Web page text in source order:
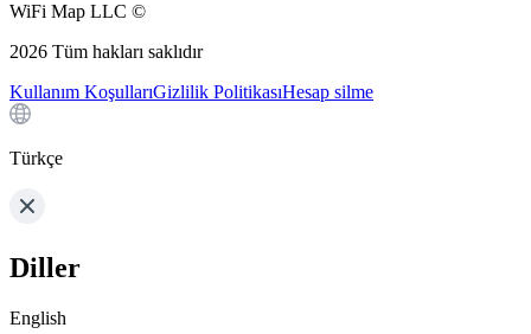
WiFi Map LLC ©
2026 Tüm hakları saklıdır
Kullanım KoşullarıGizlilik PolitikasıHesap silme
Türkçe
Diller
English